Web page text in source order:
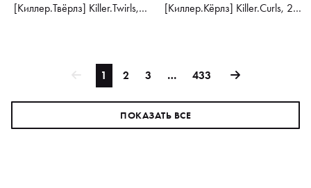
[Киллер.Твёрлз] Killer.Twirls,
[Киллер.Кёрлз] Killer.Curls, 200
1 2 3 … 433
ПОКАЗАТЬ ВСЕ